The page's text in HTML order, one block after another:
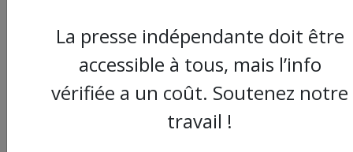
ARTICLE AGORA SUIVANT :
La presse indépendante doit être
accessible à tous, mais l’info
vérifiée a un coût. Soutenez notre
travail !